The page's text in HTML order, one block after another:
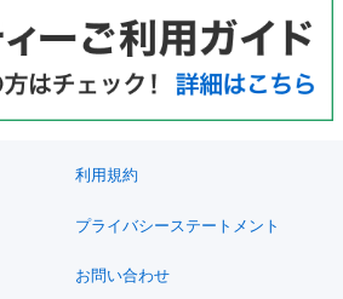
利用規約
プライバシーステートメント
お問い合わせ